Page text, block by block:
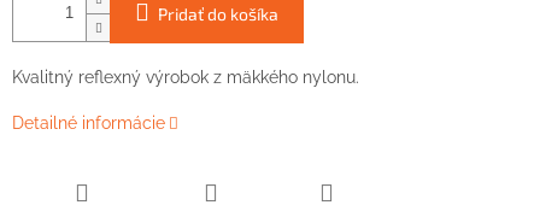
Pridať do košíka
Kvalitný reflexný výrobok z mäkkého nylonu.
Detailné informácie